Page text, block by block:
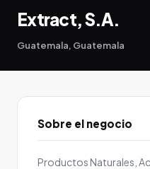
Extract, S.A.
Guatemala, Guatemala
Sobre el negocio
Productos Naturales,